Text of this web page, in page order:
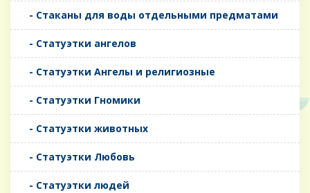
- Стаканы для воды отдельными предматами
- Статуэтки ангелов
- Статуэтки Ангелы и религиозные
- Статуэтки Гномики
- Статуэтки животных
- Статуэтки Любовь
- Статуэтки людей